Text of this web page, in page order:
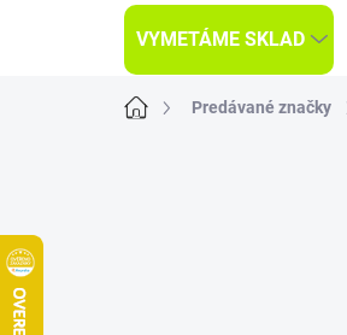
VYMETÁME SKLAD
DomovPredávané značky